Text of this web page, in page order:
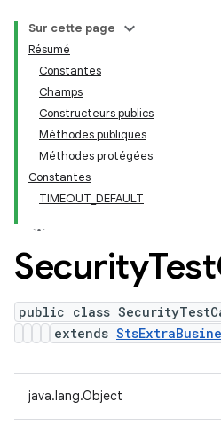
Sur cette page
Résumé
Constantes
Champs
Constructeurs publics
Méthodes publiques
Méthodes protégées
Constantes
TIMEOUT_DEFAULT
SecurityTest
public class
extends
java.lang.Object